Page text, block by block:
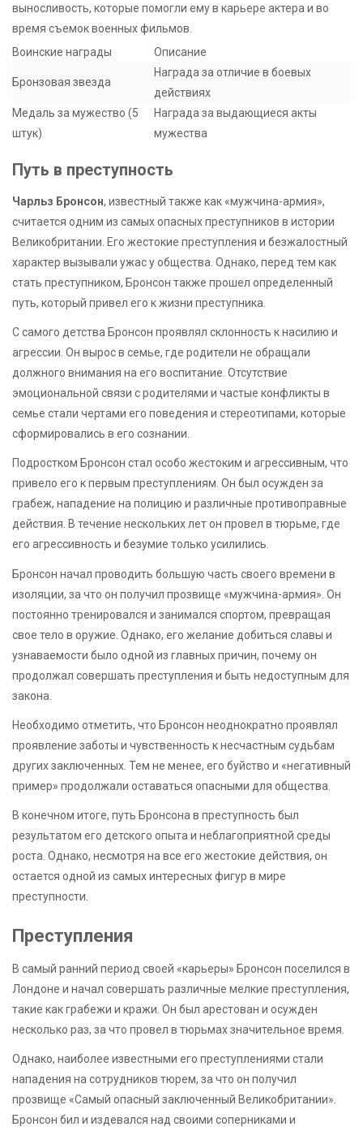
выносливость, которые помогли ему в карьере актера и во
время съемок военных фильмов.
Воинские награды
Описание
Бронзовая звезда
Награда за отличие в боевых
действиях
Медаль за мужество (5
штук)
Награда за выдающиеся акты
мужества
Путь в преступность
Чарльз Бронсон, известный также как «мужчина-армия»,
считается одним из самых опасных преступников в истории
Великобритании. Его жестокие преступления и безжалостный
характер вызывали ужас у общества. Однако, перед тем как
стать преступником, Бронсон также прошел определенный
путь, который привел его к жизни преступника.
С самого детства Бронсон проявлял склонность к насилию и
агрессии. Он вырос в семье, где родители не обращали
должного внимания на его воспитание. Отсутствие
эмоциональной связи с родителями и частые конфликты в
семье стали чертами его поведения и стереотипами, которые
сформировались в его сознании.
Подростком Бронсон стал особо жестоким и агрессивным, что
привело его к первым преступлениям. Он был осужден за
грабеж, нападение на полицию и различные противоправные
действия. В течение нескольких лет он провел в тюрьме, где
его агрессивность и безумие только усилились.
Бронсон начал проводить большую часть своего времени в
изоляции, за что он получил прозвище «мужчина-армия». Он
постоянно тренировался и занимался спортом, превращая
свое тело в оружие. Однако, его желание добиться славы и
узнаваемости было одной из главных причин, почему он
продолжал совершать преступления и быть недоступным для
закона.
Необходимо отметить, что Бронсон неоднократно проявлял
проявление заботы и чувственность к несчастным судьбам
других заключенных. Тем не менее, его буйство и «негативный
пример» продолжали оставаться опасными для общества.
В конечном итоге, путь Бронсона в преступность был
результатом его детского опыта и неблагоприятной среды
роста. Однако, несмотря на все его жестокие действия, он
остается одной из самых интересных фигур в мире
преступности.
Преступления
В самый ранний период своей «карьеры» Бронсон поселился в
Лондоне и начал совершать различные мелкие преступления,
такие как грабежи и кражи. Он был арестован и осужден
несколько раз, за что провел в тюрьмах значительное время.
Однако, наиболее известными его преступлениями стали
нападения на сотрудников тюрем, за что он получил
прозвище «Самый опасный заключенный Великобритании».
Бронсон бил и издевался над своими соперниками и